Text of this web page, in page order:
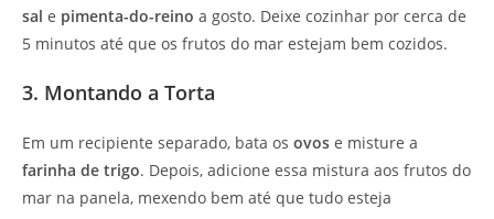
sal e pimenta-do-reino a gosto. Deixe cozinhar por cerca de
5 minutos até que os frutos do mar estejam bem cozidos.
3. Montando a Torta
Em um recipiente separado, bata os ovos e misture a
farinha de trigo. Depois, adicione essa mistura aos frutos do
mar na panela, mexendo bem até que tudo esteja